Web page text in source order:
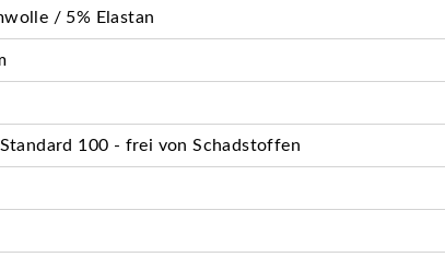
/ 5% Elastan
100 - frei von Schadstoffen